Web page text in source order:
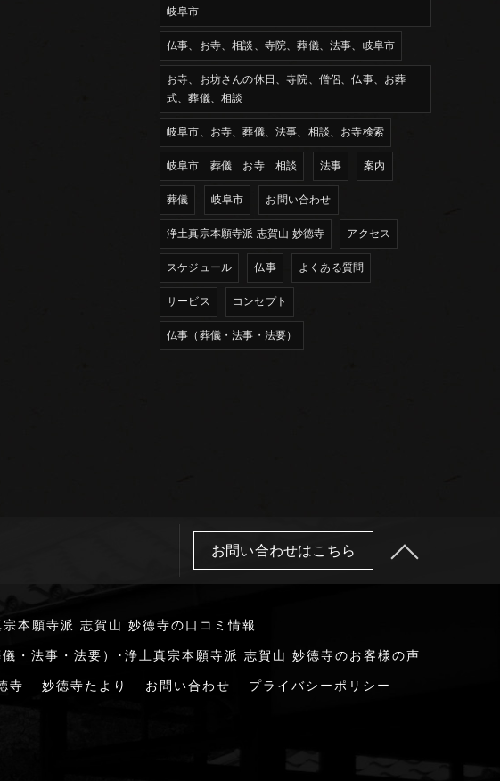
岐阜市
仏事、お寺、相談、寺院、葬儀、法事、岐阜市
お寺、お坊さんの休日、寺院、僧侶、仏事、お葬
式、葬儀、相談
岐阜市、お寺、葬儀、法事、相談、お寺検索
岐阜市 葬儀 お寺 相談 法事 案内
葬儀 岐阜市 お問い合わせ
浄土真宗本願寺派 志賀山 妙徳寺 アクセス
スケジュール 仏事 よくある質問
サービス コンセプト
仏事（葬儀・法事・法要）
お問い合わせはこちら
本願寺派 志賀山 妙徳寺の口コミ情報
・法事・法要）･浄土真宗本願寺派 志賀山 妙徳寺のお客様の声
寺 妙徳寺たより お問い合わせ プライバシーポリシー